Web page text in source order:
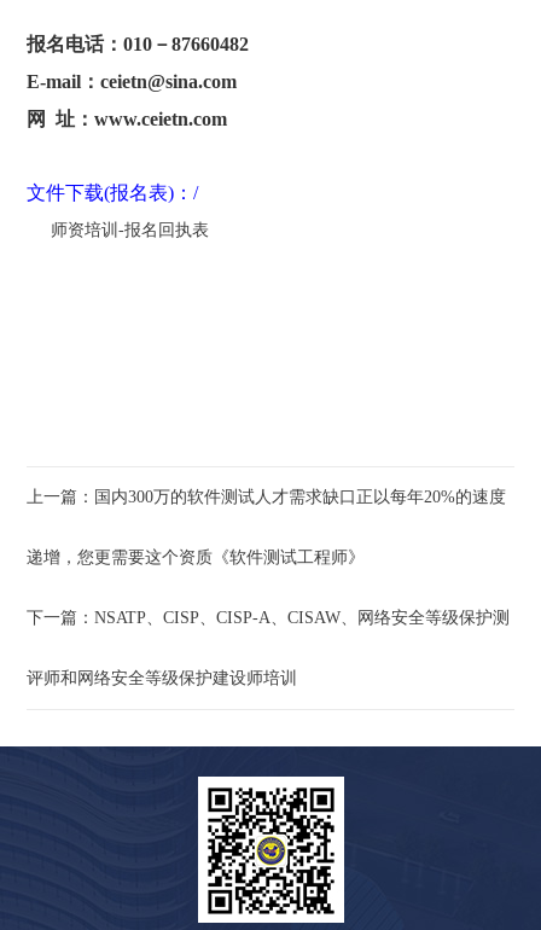
报名电话：010－87660482
E-mail：ceietn@sina.com
网 址：www.ceietn.com
文件下载(报名表)：/
师资培训-报名回执表
上一篇：国内300万的软件测试人才需求缺口正以每年20%的速度
递增，您更需要这个资质《软件测试工程师》
下一篇：NSATP、CISP、CISP-A、CISAW、网络安全等级保护测
评师和网络安全等级保护建设师培训